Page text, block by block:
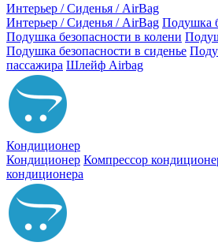
Интерьер / Сиденья / AirBag
Интерьер / Сиденья / AirBag Подушка
Подушка безопасности в колени
Подушка безопасности в сиденье
пассажира Шлейф Airbag
Кондиционер
Кондиционер Компрессор
кондиционера